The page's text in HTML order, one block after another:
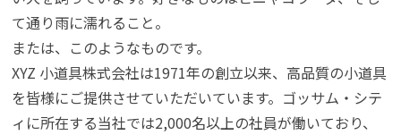
て通り雨に濡れること。
または、このようなものです。
XYZ 小道具株式会社は1971年の創立以来、高品質の小道具
を皆様にご提供させていただいています。ゴッサム・シテ
ィに所在する当社では2,000名以上の社員が働いており、